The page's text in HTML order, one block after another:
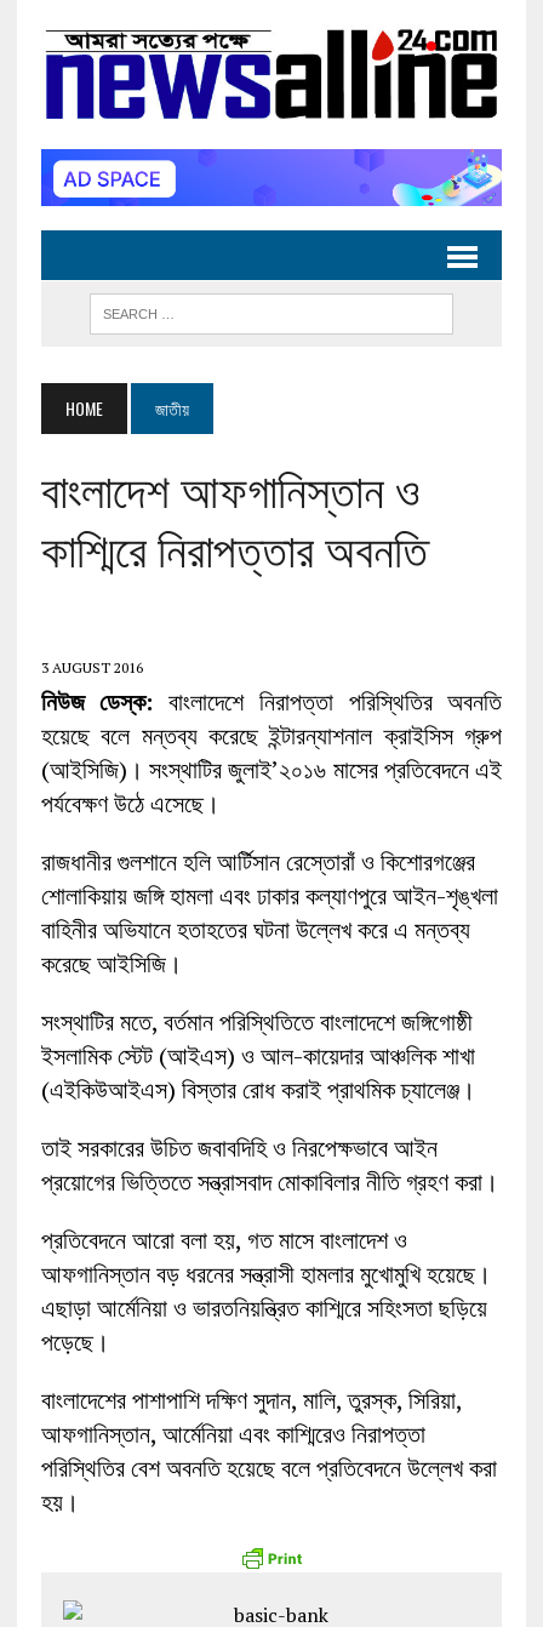
HOME জাতীয়
বাংলাদেশ আফগানিস্তান ও
কাশ্মিরে নিরাপত্তার অবনতি
3 AUGUST 2016
নিউজ ডেস্ক: বাংলাদেশে নিরাপত্তা পরিস্থিতির অবনতি
হয়েছে বলে মন্তব্য করেছে ইন্টারন্যাশনাল ক্রাইসিস গ্রুপ
(আইসিজি)। সংস্থাটির জুলাই’২০১৬ মাসের প্রতিবেদনে এই
পর্যবেক্ষণ উঠে এসেছে।
রাজধানীর গুলশানে হলি আর্টিসান রেস্তোরাঁ ও কিশোরগঞ্জের
শোলাকিয়ায় জঙ্গি হামলা এবং ঢাকার কল্যাণপুরে আইন-শৃঙ্খলা
বাহিনীর অভিযানে হতাহতের ঘটনা উল্লেখ করে এ মন্তব্য
করেছে আইসিজি।
সংস্থাটির মতে, বর্তমান পরিস্থিতিতে বাংলাদেশে জঙ্গিগোষ্ঠী
ইসলামিক স্টেট (আইএস) ও আল-কায়েদার আঞ্চলিক শাখা
(এইকিউআইএস) বিস্তার রোধ করাই প্রাথমিক চ্যালেঞ্জ।
তাই সরকারের উচিত জবাবদিহি ও নিরপেক্ষভাবে আইন
প্রয়োগের ভিত্তিতে সন্ত্রাসবাদ মোকাবিলার নীতি গ্রহণ করা।
প্রতিবেদনে আরো বলা হয়, গত মাসে বাংলাদেশ ও
আফগানিস্তান বড় ধরনের সন্ত্রাসী হামলার মুখোমুখি হয়েছে।
এছাড়া আর্মেনিয়া ও ভারতনিয়ন্ত্রিত কাশ্মিরে সহিংসতা ছড়িয়ে
পড়েছে।
বাংলাদেশের পাশাপাশি দক্ষিণ সুদান, মালি, তুরস্ক, সিরিয়া,
আফগানিস্তান, আর্মেনিয়া এবং কাশ্মিরেও নিরাপত্তা
পরিস্থিতির বেশ অবনতি হয়েছে বলে প্রতিবেদনে উল্লেখ করা
হয়।